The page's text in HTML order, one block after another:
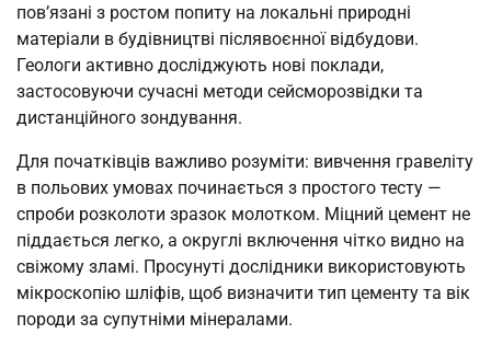
пов’язані з ростом попиту на локальні природні
матеріали в будівництві післявоєнної відбудови.
Геологи активно досліджують нові поклади,
застосовуючи сучасні методи сейсморозвідки та
дистанційного зондування.
Для початківців важливо розуміти: вивчення гравеліту
в польових умовах починається з простого тесту —
спроби розколоти зразок молотком. Міцний цемент не
піддається легко, а округлі включення чітко видно на
свіжому зламі. Просунуті дослідники використовують
мікроскопію шліфів, щоб визначити тип цементу та вік
породи за супутніми мінералами.